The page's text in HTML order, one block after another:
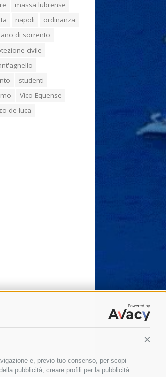
e, previo tuo consenso, per scopi
pubblicità, creare profili per la pubblicità
massa lubrense
napoli
ordinanza
di sorrento
civile
studenti
Vico Equense
de luca